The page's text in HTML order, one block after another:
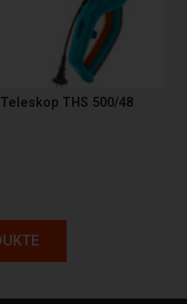
THS 500/48